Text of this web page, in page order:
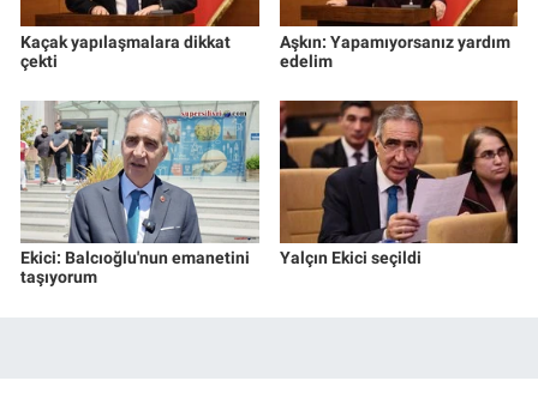
Kaçak yapılaşmalara dikkat
çekti
Aşkın: Yapamıyorsanız yardım
edelim
Ekici: Balcıoğlu'nun emanetini
taşıyorum
Yalçın Ekici seçildi